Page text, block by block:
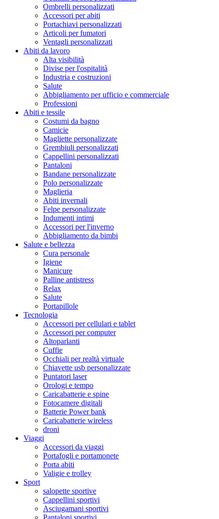
Ombrelli personalizzati
Accessori per abiti
Portachiavi personalizzati
Articoli per fumatori
Ventagli personalizzati
Abiti da lavoro
Alta visibilità
Divise per l'ospitalità
Industria e costruzioni
Salute
Abbigliamento per ufficio e commerciale
Professioni
Abiti e tessile
Costumi da bagno
Camicie
Magliette personalizzate
Grembiuli personalizzati
Cappellini personalizzati
Pantaloni
Bandane personalizzate
Polo personalizzate
Maglieria
Abiti invernali
Felpe personalizzate
Indumenti intimi
Accessori per l'inverno
Abbigliamento da bimbi
Salute e bellezza
Cura personale
Igiene
Manicure
Palline antistress
Relax
Salute
Portapillole
Tecnologia
Accessori per cellulari e tablet
Accessori per computer
Altoparlanti
Cuffie
Occhiali per realtà virtuale
Chiavette usb personalizzate
Puntatori laser
Orologi e tempo
Caricabatterie e spine
Fotocamere digitali
Batterie Power bank
Caricabatterie wireless
droni
Viaggi
Accessori da viaggi
Portafogli e portamonete
Porta abiti
Valigie e trolley
Sport
salopette sportive
Cappellini sportivi
Asciugamani sportivi
Pantaloni sportivi